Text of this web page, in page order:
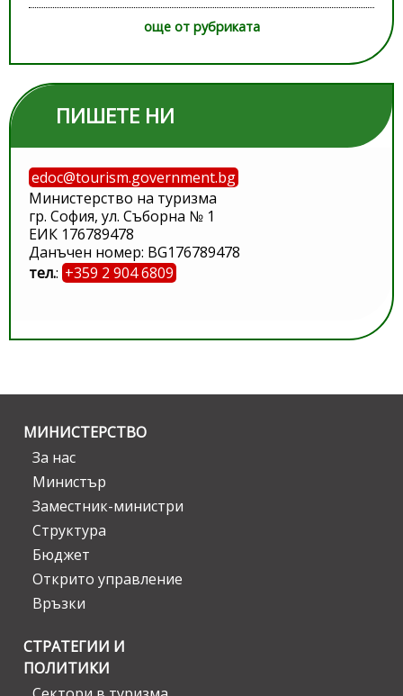
още от рубриката
ПИШЕТЕ НИ
edoc@tourism.government.bg
Министерство на туризма
гр. София, ул. Съборна № 1
ЕИК 176789478
Данъчен номер: BG176789478
тел.: +359 2 904 6809
МИНИСТЕРСТВО
За нас
Министър
Заместник-министри
Структура
Бюджет
Открито управление
Връзки
СТРАТЕГИИ И
ПОЛИТИКИ